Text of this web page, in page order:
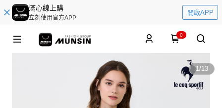
滿心線上購
立刻使用官方APP
開啟APP
0
1/13